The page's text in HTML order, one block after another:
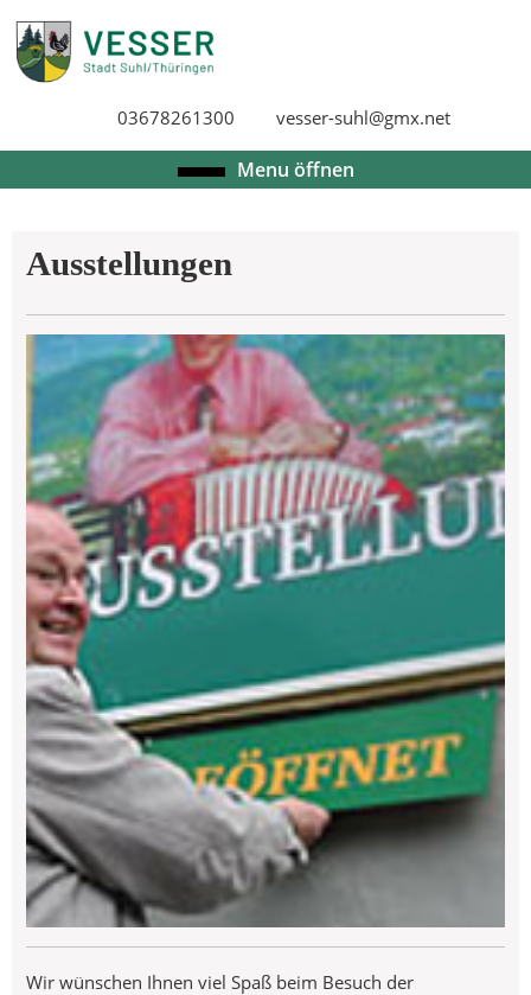
to
content
03678261300 vesser-suhl@gmx.net
Menu öffnenOpen
Menu
Ausstellungen
Wir wünschen Ihnen viel Spaß beim Besuch der